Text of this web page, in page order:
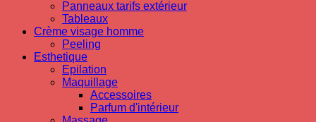
Panneaux tarifs extérieur
Tableaux
Crème visage homme
Peeling
Esthetique
Epilation
Maquillage
Accessoires
Parfum d'intérieur